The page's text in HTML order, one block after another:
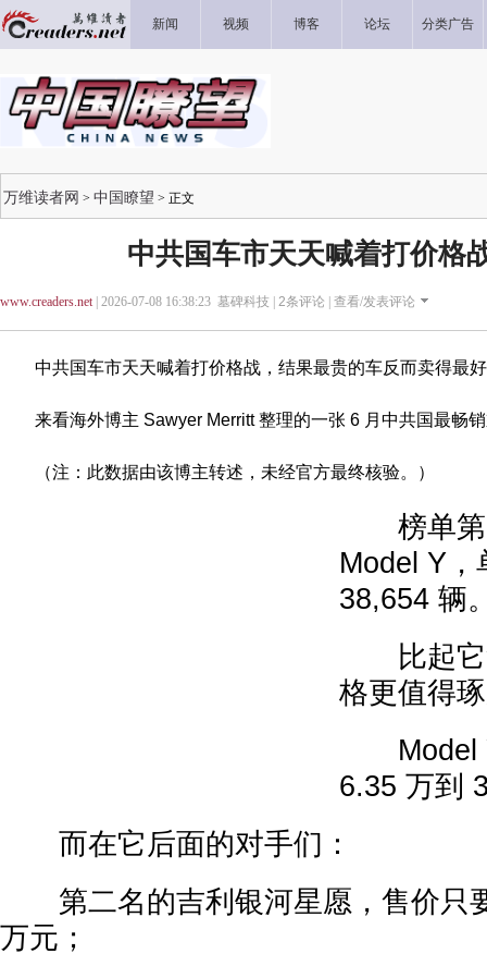
新闻 视频 博客 论坛 分类广告
万维读者网 > 中国瞭望 > 正文
中共国车市天天喊着打价格
www.creaders.net| 2026-07-08 16:38:23 墓碑科技 | 2条评论 | 查看/发表评论
中共国车市天天喊着打价格战，结果最贵的车反而卖得最
来看海外博主 Sawyer Merritt 整理的一张 6 月中共国最畅
（注：此数据由该博主转述，未经官方最终核验。）
榜单第
Model Y，
38,654 辆
比起它
格更值得
Model Y
6.35 万到
而在它后面的对手们：
第二名的吉利银河星愿，售价只
万元；